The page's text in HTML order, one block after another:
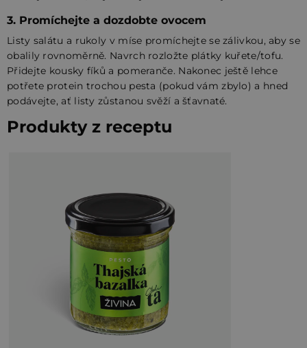
3. Promíchejte a dozdobte ovocem
Listy salátu a rukoly v míse promíchejte se zálivkou, aby se
obalily rovnoměrně. Navrch rozložte plátky kuřete/tofu.
Přidejte kousky fíků a pomeranče. Nakonec ještě lehce
potřete protein trochou pesta (pokud vám zbylo) a hned
podávejte, ať listy zůstanou svěží a šťavnaté.
Produkty z receptu